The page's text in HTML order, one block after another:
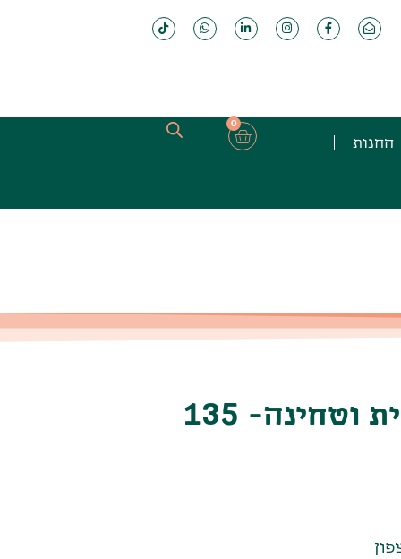
החנות
0
מארז יין, שמן זית וטחינה- 135